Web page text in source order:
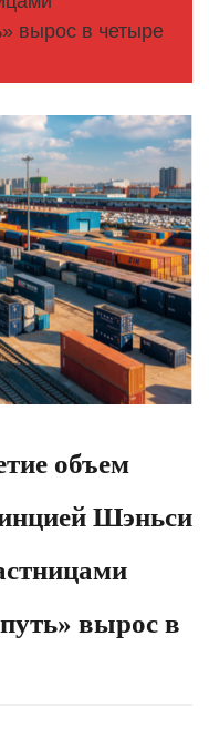
вырос в четыре
объем
Шэньси
вырос в